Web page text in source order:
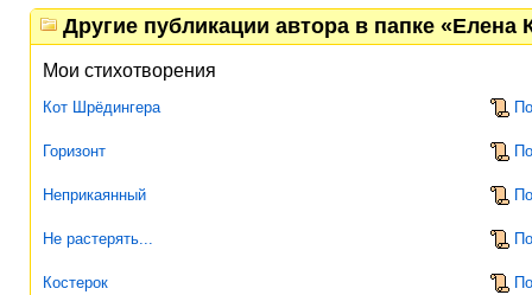
Другие публикации автора в папке «Елена
Мои стихотворения
Кот Шрёдингера
Горизонт
Неприкаянный
Не растерять...
Костерок